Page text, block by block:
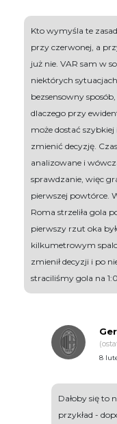
Kto wymyśla te
przy czerwonej, a
już nie. VAR sam w
niektórych
bezsensowny
dlaczego przy
może dostać
zmienić decyzję.
analizowane i
sprawdzanie, więc
pierwszej powtórce.
Roma strzeliła gola
pierwszy rzut oka
kilkumetrowym
zmienił decyzji i po
straciliśmy gola na
8
Dałoby się to
przykład -